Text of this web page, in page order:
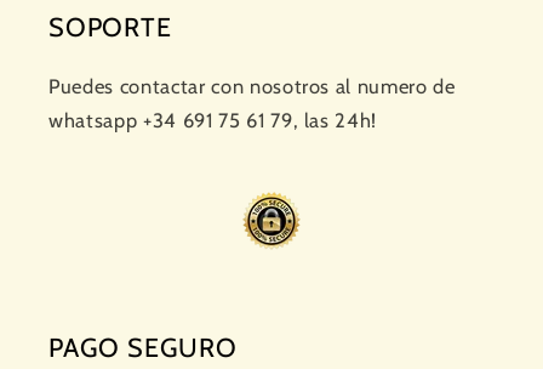
SOPORTE
Puedes contactar con nosotros al numero de
whatsapp +34 691 75 61 79, las 24h!
PAGO SEGURO